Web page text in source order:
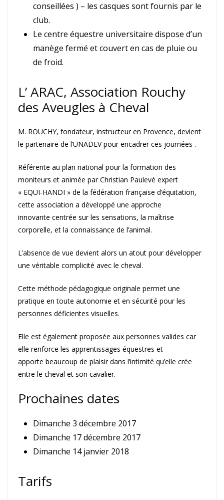
conseillées ) – les casques sont fournis par le
club.
Le centre équestre universitaire dispose d’un
manège fermé et couvert en cas de pluie ou
de froid.
L’ ARAC, Association Rouchy
des Aveugles à Cheval
M. ROUCHY, fondateur, instructeur en Provence, devient
le partenaire de l’UNADEV pour encadrer ces journées .
Référente au plan national pour la formation des
moniteurs et animée par Christian Paulevé expert
« EQUI-HANDI » de la fédération française d’équitation,
cette association a développé une approche
innovante centrée sur les sensations, la maîtrise
corporelle, et la connaissance de l’animal.
L’absence de vue devient alors un atout pour développer
une véritable complicité avec le cheval.
Cette méthode pédagogique originale permet une
pratique en toute autonomie et en sécurité pour les
personnes déficientes visuelles.
Elle est également proposée aux personnes valides car
elle renforce les apprentissages équestres et
apporte beaucoup de plaisir dans l’intimité qu’elle crée
entre le cheval et son cavalier.
Prochaines dates
Dimanche 3 décembre 2017
Dimanche 17 décembre 2017
Dimanche 14 janvier 2018
Tarifs